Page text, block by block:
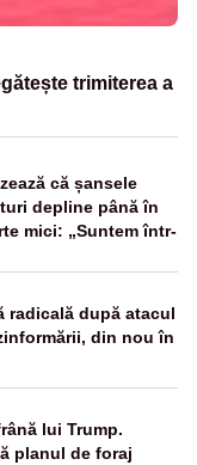
trimiterea a
că șansele
depline până în
mici: „Suntem într-
radicală după atacul
din nou în
lui Trump.
planul de foraj